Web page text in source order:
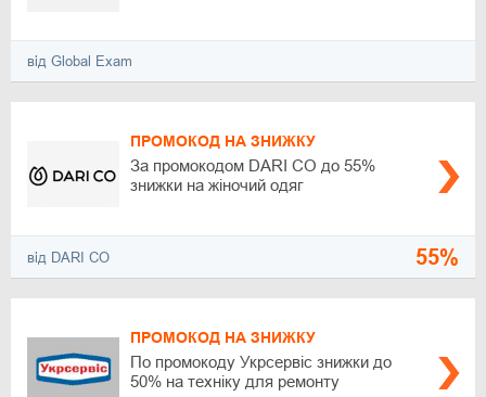
від Global Exam
ПРОМОКОД НА ЗНИЖКУ
За промокодом DARI CO до 55%
знижки на жіночий одяг
від DARI CO 55%
ПРОМОКОД НА ЗНИЖКУ
По промокоду Укрсервіс знижки до
50% на техніку для ремонту